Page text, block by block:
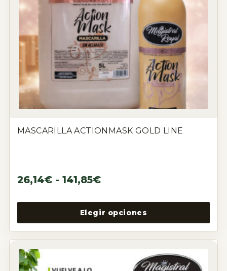
Elegir opciones
MASCARILLA ACTIONMASK GOLD LINE
26,14€ - 141,85€